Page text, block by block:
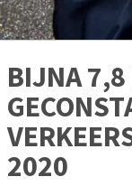
BIJNA
2020